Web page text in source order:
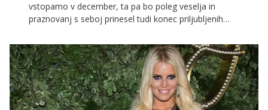
vstopamo v december, ta pa bo poleg veselja in
praznovanj s seboj prinesel tudi konec priljubljenih
skrbi, prihajajo tudi številna darila. Spodaj ne
spreglejte vseh informacij, kaj nas na televiziji čaka
decembra in s čim vas bomo razvajali v
predprazničnem času.